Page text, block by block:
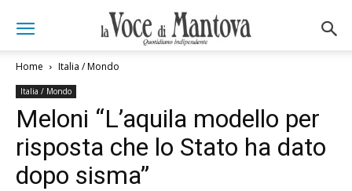
Home Italia / Mondo
Italia / Mondo
Meloni “L’aquila modello per
risposta che lo Stato ha dato
dopo sisma”